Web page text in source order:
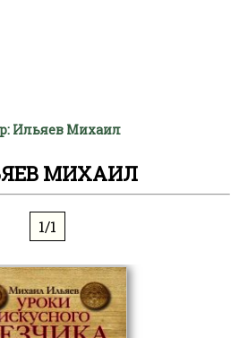
Ильяев Михаил
МИХАИЛ
1/1